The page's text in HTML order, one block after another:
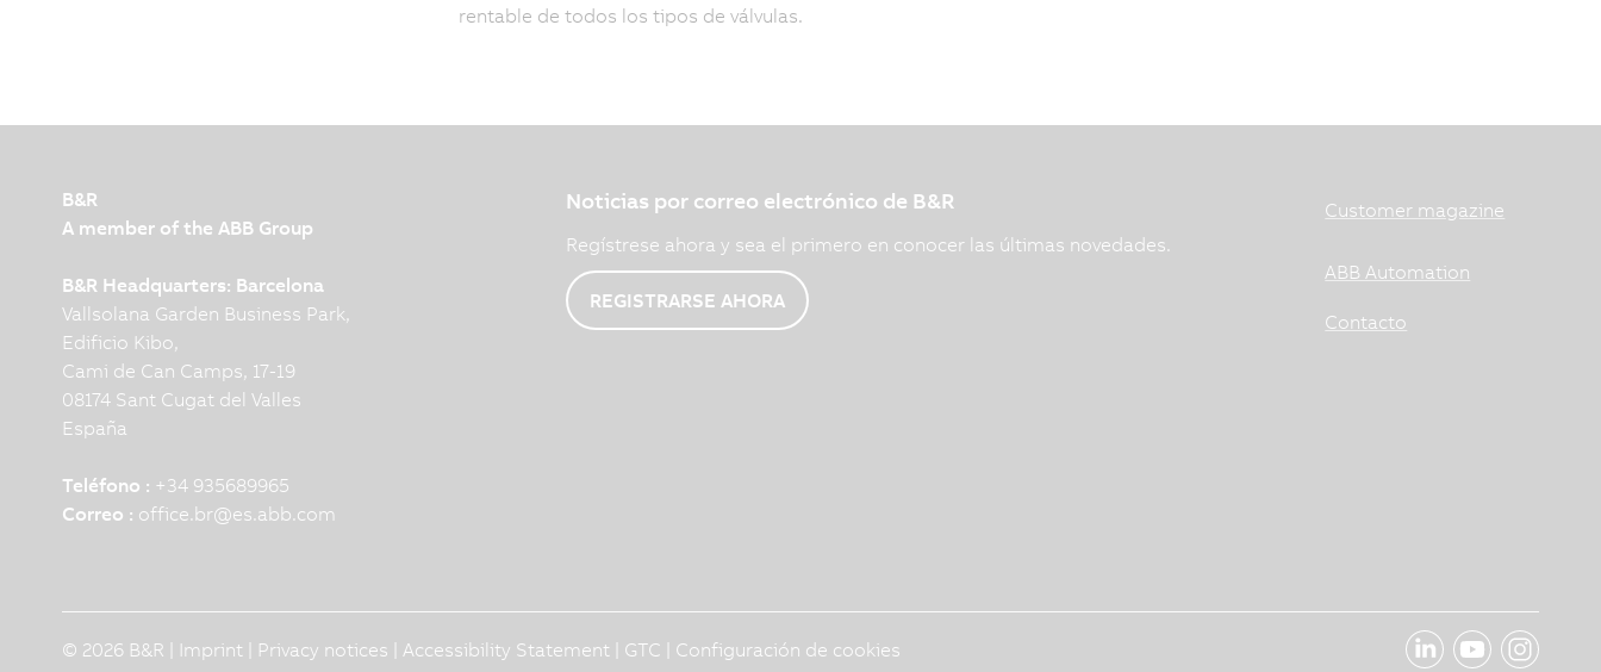
rentable de todos los tipos de válvulas.
B&R
A member of the ABB Group
B&R Headquarters: Barcelona
Vallsolana Garden Business Park,
Edificio Kibo,
Cami de Can Camps, 17-19
08174 Sant Cugat del Valles
España
Teléfono : +34 935689965
Correo : office.br@es.abb.com
Noticias por correo electrónico de B&R
Regístrese ahora y sea el primero en conocer las últimas novedades.
REGISTRARSE AHORA
Customer magazine
ABB Automation
Contacto
© 2026 B&R | Imprint Privacy notices Accessibility Statement GTC Configuración de cookies